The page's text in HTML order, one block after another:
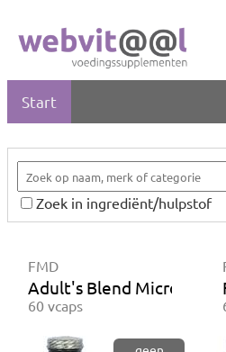
Start
Zoek in ingrediënt/hulpstof
FMD
Adult's Blend
60 vcaps